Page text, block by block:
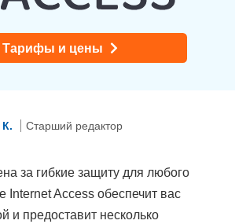
Тарифы и цены
Старший редактор
за гибкие защиту для любого
Internet Access обеспечит вас
и предоставит несколько